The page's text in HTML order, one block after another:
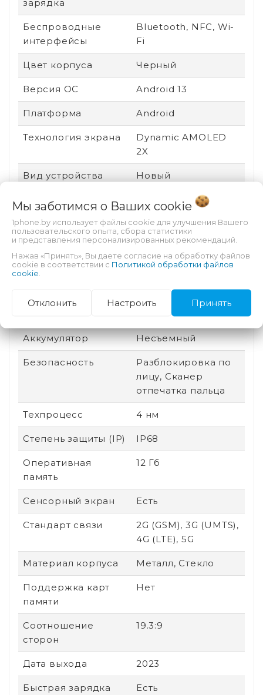
зарядка
Беспроводные
интерфейсы
Bluetooth, NFC, Wi-
Fi
Цвет корпуса Черный
Версия ОС Android 13
Платформа Android
Технология экрана
Dynamic AMOLED
2X
Вид устройства Новый
Ударопрочный
корпус
Пыле- и
влагозащита
Есть
Защита от царапин
Производитель
Qualcomm
Аккумулятор Несъемный
Безопасность
Разблокировка по
лицу, Сканер
отпечатка пальца
Техпроцесс 4 нм
Степень защиты (IP) IP68
Оперативная
память
12 Гб
Сенсорный экран Есть
Стандарт связи
2G (GSM), 3G (UMTS),
4G (LTE), 5G
Материал корпуса Металл, Стекло
Поддержка карт
памяти
Нет
Соотношение
сторон
19.3:9
Дата выхода 2023
Быстрая зарядка Есть
Мы заботимся о Ваших cookie
1phone.by использует файлы cookie для улучшения Вашего
пользовательского опыта, сбора статистики
и представления персонализированных рекомендаций.
Нажав «Принять», Вы даете согласие на обработку файлов
cookie в соответствии с Политикой обработки файлов
cookie
Отклонить Настроить Принять